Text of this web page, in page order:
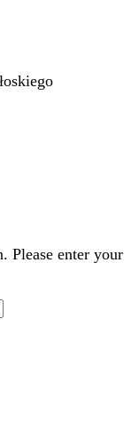
Please enter your